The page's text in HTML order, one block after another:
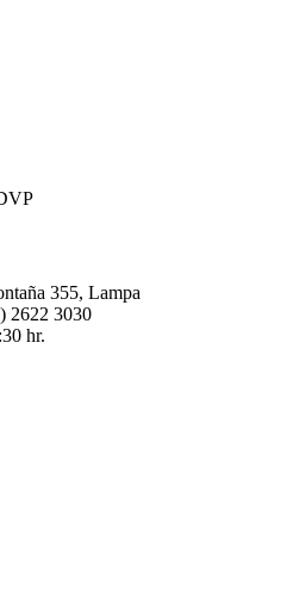
355, Lampa
2622 3030
hr.